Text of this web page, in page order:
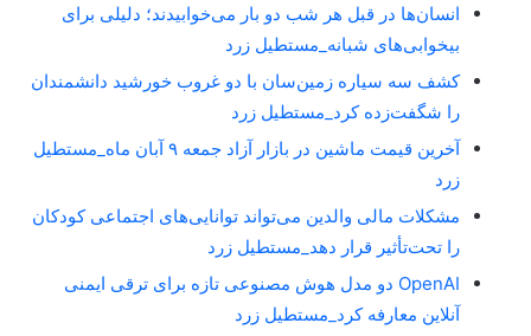
انسان‌ها در قبل هر شب دو بار می‌خوابیدند؛ دلیلی برای
بیخوابی‌های شبانه_مستطیل زرد
کشف سه سیاره زمین‌سان با دو غروب خورشید دانشمندان
را شگفت‌زده کرد_مستطیل زرد
آخرین قیمت ماشین در بازار آزاد جمعه ۹ آبان ماه_مستطیل
زرد
مشکلات مالی والدین می‌تواند توانایی‌های اجتماعی کودکان
را تحت‌تأثیر قرار دهد_مستطیل زرد
OpenAI دو مدل هوش مصنوعی تازه برای ترقی ایمنی
آنلاین معارفه کرد_مستطیل زرد